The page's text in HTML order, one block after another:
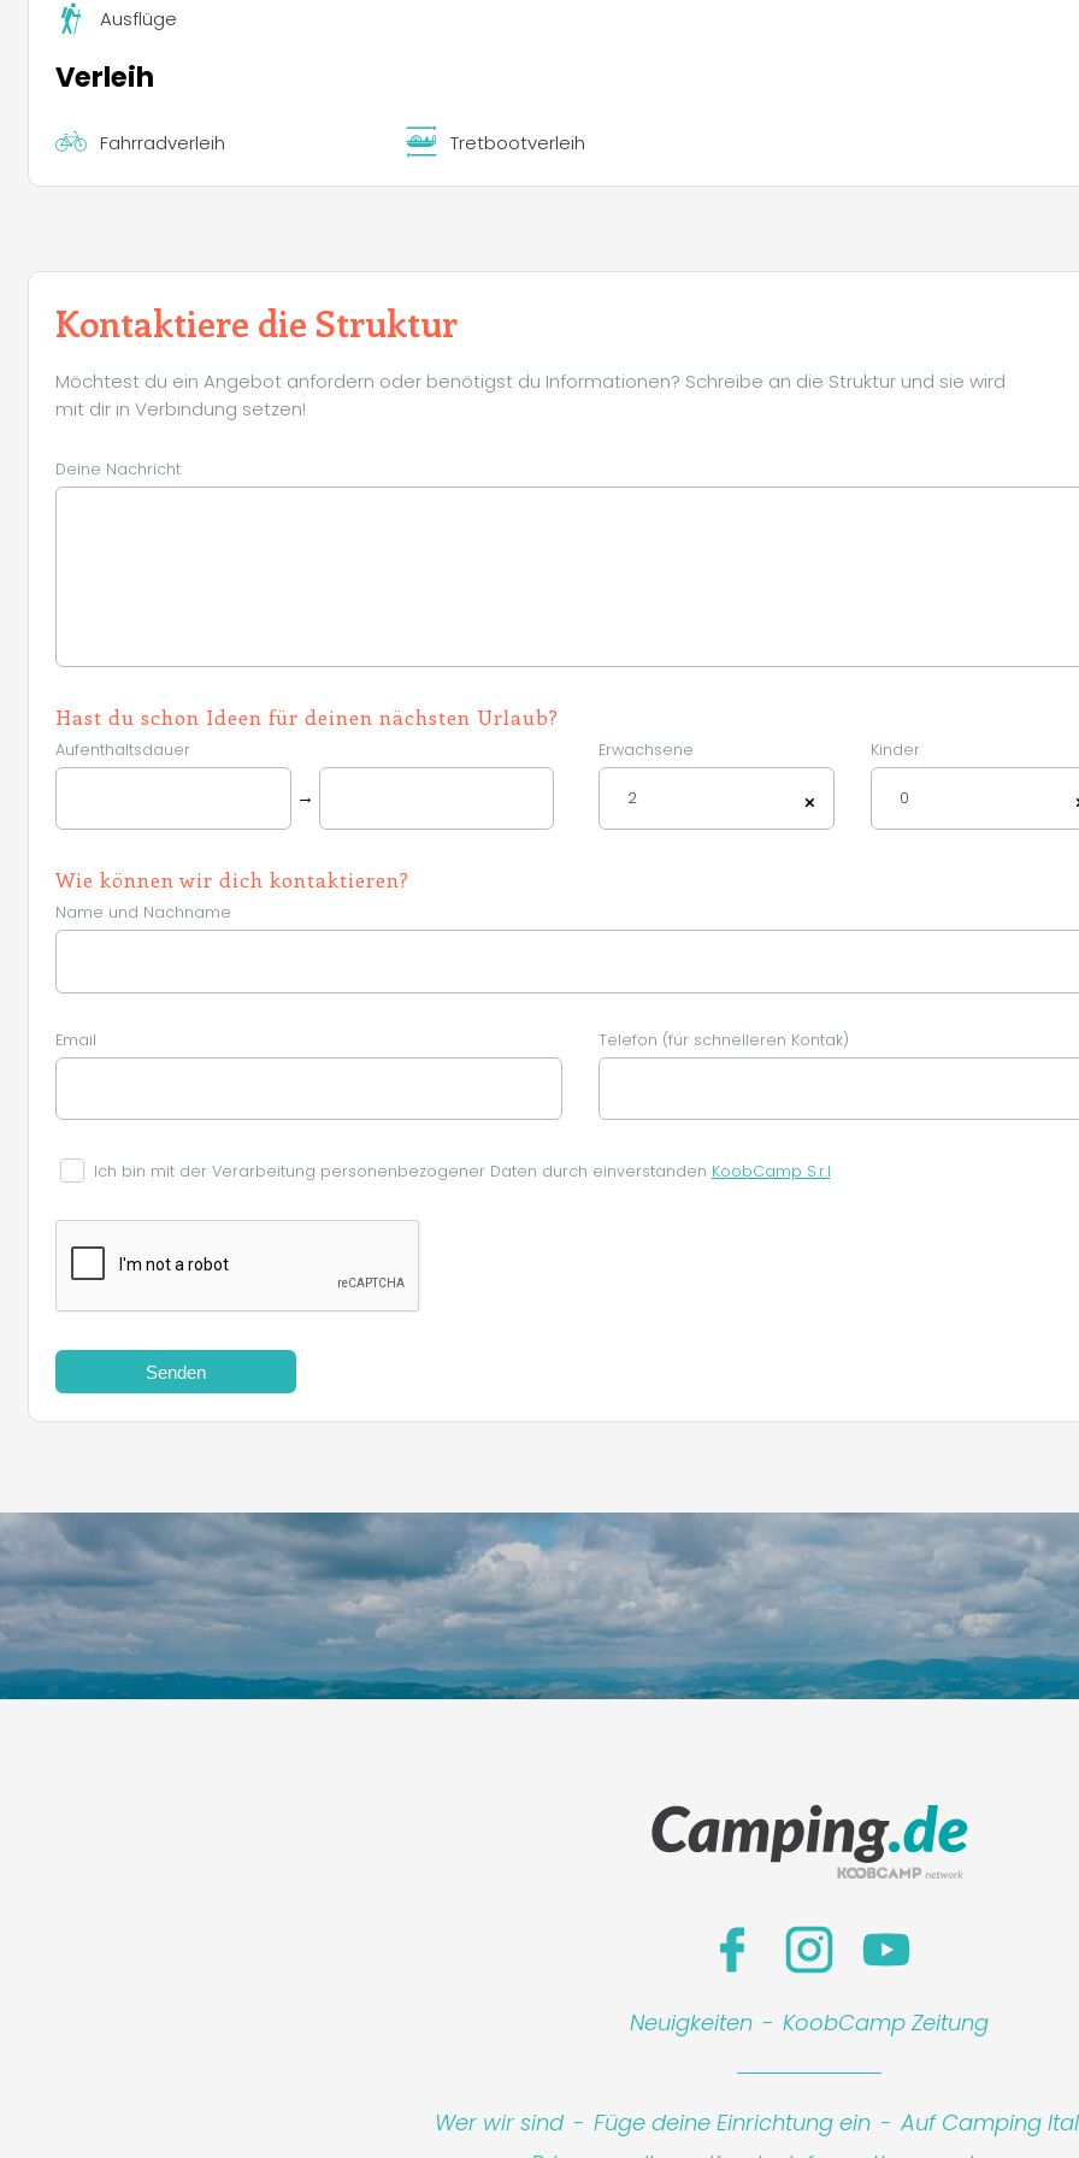
Ausflüge
Verleih
Fahrradverleih Tretbootverleih
Kontaktiere die Struktur
Möchtest du ein Angebot anfordern oder benötigst du Informationen? Schreibe an die Struktur und sie wird
mit dir in Verbindung setzen!
Deine Nachricht
Hast du schon Ideen für deinen nächsten Urlaub?
Aufenthaltsdauer
→
Erwachsene
×
2
Kinder
0
Wie können wir dich kontaktieren?
Name und Nachname
Email Telefon (für schnelleren Kontak)
Ich bin mit der Verarbeitung personenbezogener Daten durch einverstanden KoobCamp S.r.l
Senden
Neuigkeiten - KoobCamp Zeitung
Wer wir sind - Füge deine Einrichtung ein - Auf Camping